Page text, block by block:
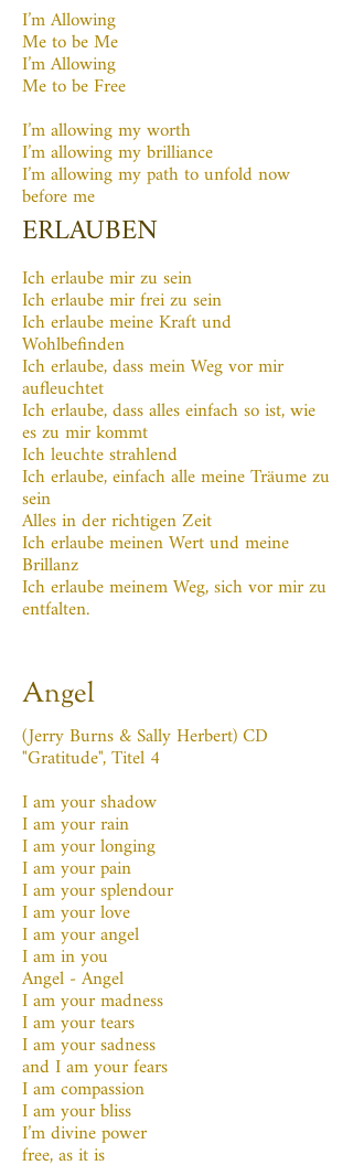
I’m Allowing
Me to be Me
I’m Allowing
Me to be Free
I’m allowing my worth
I’m allowing my brilliance
I’m allowing my path to unfold now
before me
ERLAUBEN
Ich erlaube mir zu sein
Ich erlaube mir frei zu sein
Ich erlaube meine Kraft und
Wohlbefinden
Ich erlaube, dass mein Weg vor mir
aufleuchtet
Ich erlaube, dass alles einfach so ist, wie
es zu mir kommt
Ich leuchte strahlend
Ich erlaube, einfach alle meine Träume zu
sein
Alles in der richtigen Zeit
Ich erlaube meinen Wert und meine
Brillanz
Ich erlaube meinem Weg, sich vor mir zu
entfalten.
Angel
(Jerry Burns & Sally Herbert) CD
"Gratitude", Titel 4
I am your shadow
I am your rain
I am your longing
I am your pain
I am your splendour
I am your love
I am your angel
I am in you
Angel - Angel
I am your madness
I am your tears
I am your sadness
and I am your fears
I am compassion
I am your bliss
I’m divine power
free, as it is